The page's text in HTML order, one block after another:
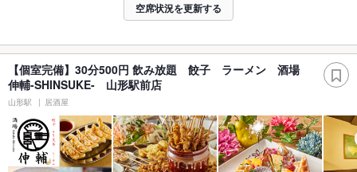
空席状況を更新する
【個室完備】30分500円 飲み放題 餃子 ラーメン 酒場
伸輔-SHINSUKE- 山形駅前店
山形駅 居酒屋